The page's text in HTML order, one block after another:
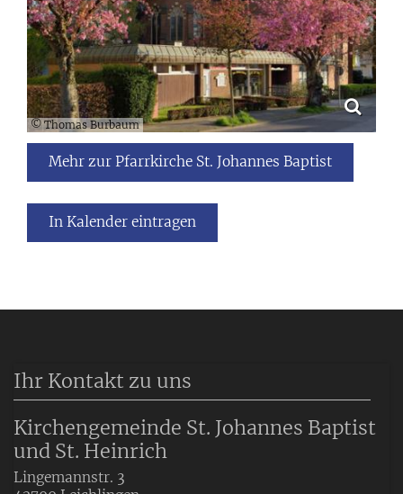
© Thomas Burbaum
Mehr zur Pfarrkirche St. Johannes Baptist
In Kalender eintragen
Ihr Kontakt zu uns
Kirchengemeinde St. Johannes Baptist
und St. Heinrich
Lingemannstr. 3